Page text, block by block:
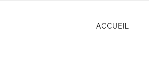
ACCUEIL